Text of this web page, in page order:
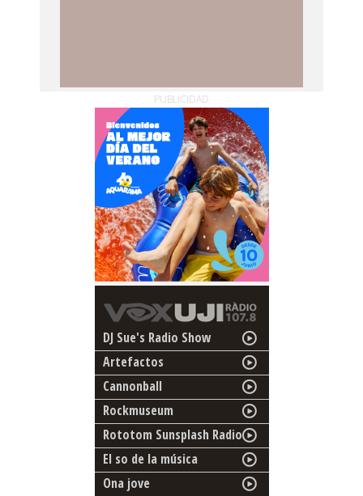
PUBLICIDAD
DJ Sue's Radio Show
Artefactos
Cannonball
Rockmuseum
Rototom Sunsplash Radio
El so de la música
Ona jove